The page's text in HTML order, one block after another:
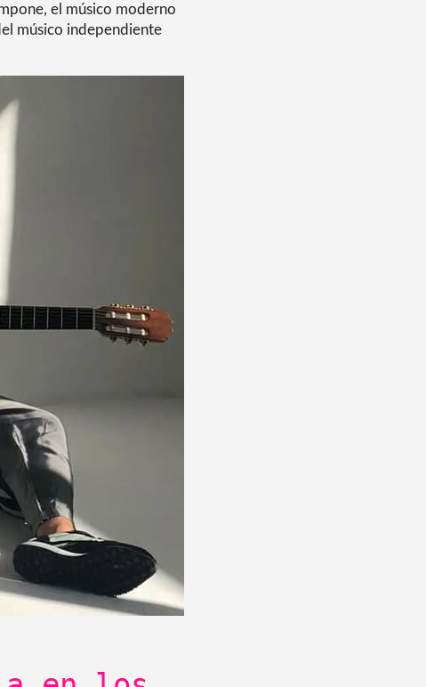
el músico moderno
músico independiente